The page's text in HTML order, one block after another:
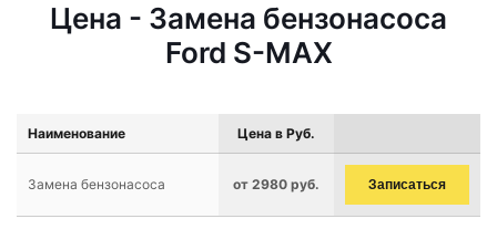
Цена - Замена бензонасоса
Ford S-MAX
Наименование Цена в Руб.
Замена бензонасоса от 2980 руб. Записаться